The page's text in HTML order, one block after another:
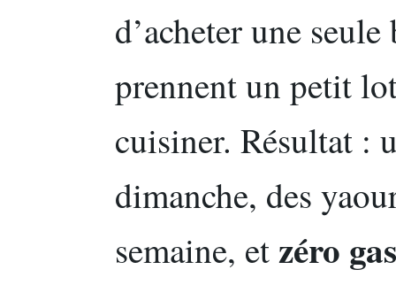
d’acheter une
prennent un petit
cuisiner. Résultat :
dimanche, des
semaine, etzéro